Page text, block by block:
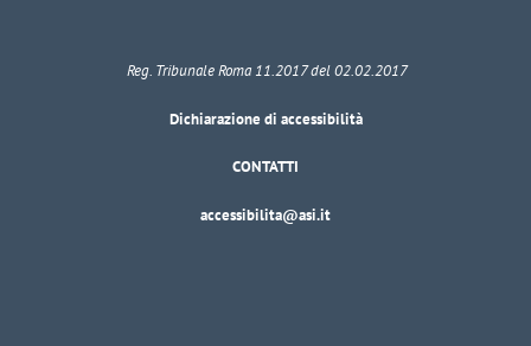
Reg. Tribunale Roma 11.2017 del 02.02.2017
Dichiarazione di accessibilità
CONTATTI
accessibilita@asi.it